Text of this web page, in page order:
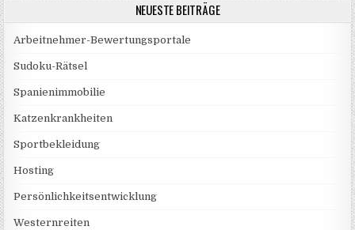
NEUESTE BEITRÄGE
Arbeitnehmer-Bewertungsportale
Sudoku-Rätsel
Spanienimmobilie
Katzenkrankheiten
Sportbekleidung
Hosting
Persönlichkeitsentwicklung
Westernreiten